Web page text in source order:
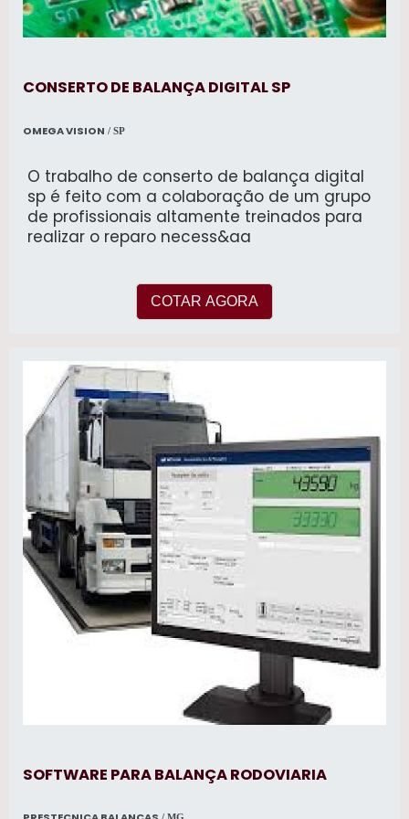
CONSERTO DE BALANÇA DIGITAL SP
OMEGA VISION / SP
O trabalho de conserto de balança digital
sp é feito com a colaboração de um grupo
de profissionais altamente treinados para
realizar o reparo necess&aa
COTAR AGORA
SOFTWARE PARA BALANÇA RODOVIARIA